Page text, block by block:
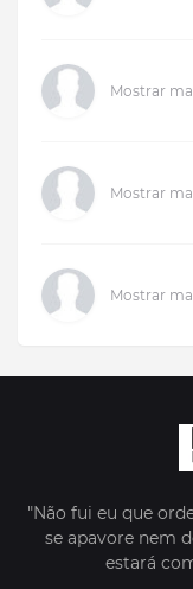
Mostrar
Mostrar
Mostrar
"Não fui eu que
se apavore nem
estará